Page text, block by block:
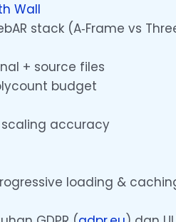
Wall
stack (A‑Frame vs
+ source files
budget
scaling accuracy
loading &